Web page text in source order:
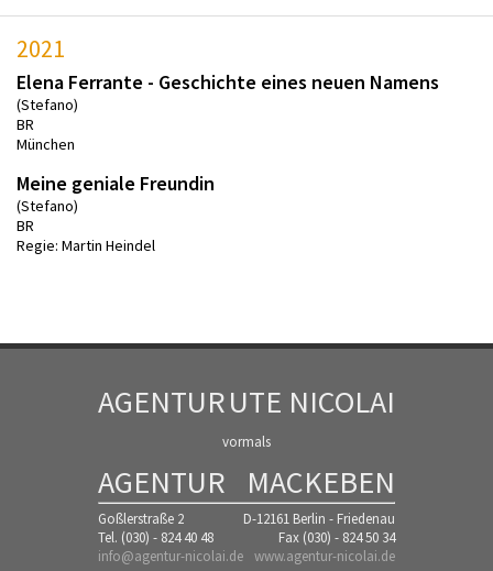
2021
Elena Ferrante - Geschichte eines neuen Namens
(Stefano)
BR
München
Meine geniale Freundin
(Stefano)
BR
Regie: Martin Heindel
AGENTURUTE NICOLAI
vormals
AGENTUR MACKEBEN
Goßlerstraße 2
D-12161 Berlin - Friedenau
Tel. (030) - 824 40 48
Fax (030) - 824 50 34
info@agentur-nicolai.de www.agentur-nicolai.de